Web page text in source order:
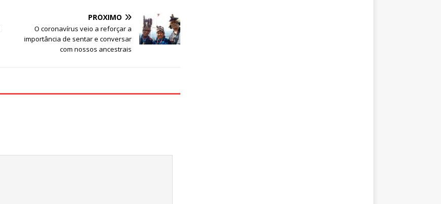
PRÓXIMO
O coronavírus veio a reforçar a
importância de sentar e conversar
com nossos ancestrais